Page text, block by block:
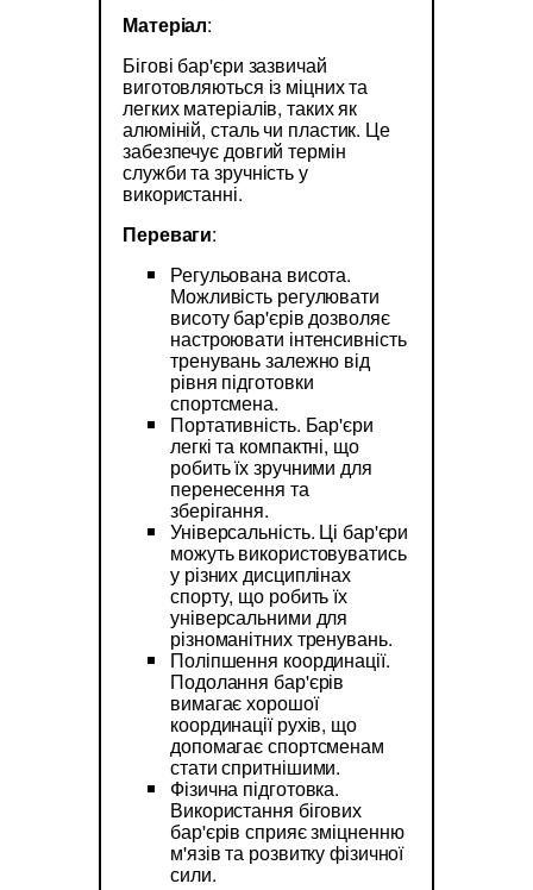
Матеріал:
Бігові бар'єри зазвичай
виготовляються із міцних та
легких матеріалів, таких як
алюміній, сталь чи пластик. Це
забезпечує довгий термін
служби та зручність у
використанні.
Переваги:
Регульована висота.
Можливість регулювати
висоту бар'єрів дозволяє
настроювати інтенсивність
тренувань залежно від
рівня підготовки
спортсмена.
Портативність. Бар'єри
легкі та компактні, що
робить їх зручними для
перенесення та
зберігання.
Універсальність. Ці бар'єри
можуть використовуватись
у різних дисциплінах
спорту, що робить їх
універсальними для
різноманітних тренувань.
Поліпшення координації.
Подолання бар'єрів
вимагає хорошої
координації рухів, що
допомагає спортсменам
стати спритнішими.
Фізична підготовка.
Використання бігових
бар'єрів сприяє зміцненню
м'язів та розвитку фізичної
сили.